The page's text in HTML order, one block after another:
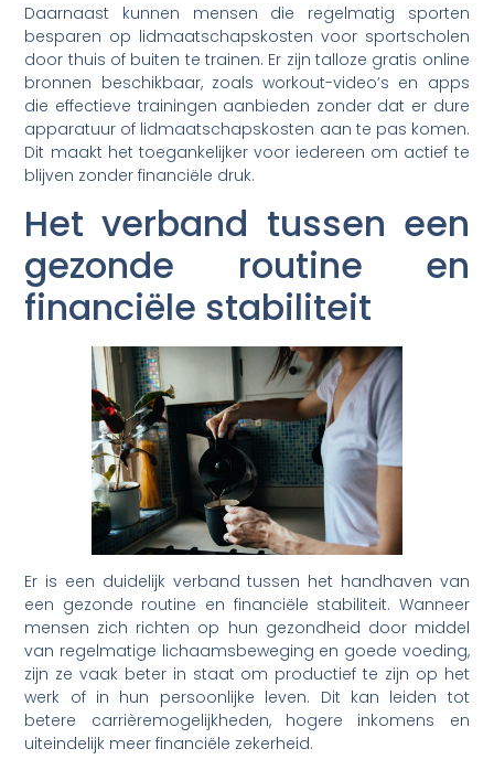
Daarnaast kunnen mensen die regelmatig sporten
besparen op lidmaatschapskosten voor sportscholen
door thuis of buiten te trainen. Er zijn talloze gratis online
bronnen beschikbaar, zoals workout-video’s en apps
die effectieve trainingen aanbieden zonder dat er dure
apparatuur of lidmaatschapskosten aan te pas komen.
Dit maakt het toegankelijker voor iedereen om actief te
blijven zonder financiële druk.
Het verband tussen een
gezonde routine en
financiële stabiliteit
Er is een duidelijk verband tussen het handhaven van
een gezonde routine en financiële stabiliteit. Wanneer
mensen zich richten op hun gezondheid door middel
van regelmatige lichaamsbeweging en goede voeding,
zijn ze vaak beter in staat om productief te zijn op het
werk of in hun persoonlijke leven. Dit kan leiden tot
betere carrièremogelijkheden, hogere inkomens en
uiteindelijk meer financiële zekerheid.